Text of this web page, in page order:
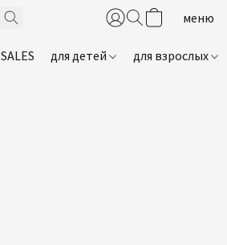
SALES для детей для взрослых